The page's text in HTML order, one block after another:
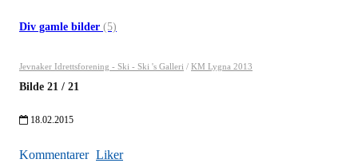
Div gamle bilder (5)
Jevnaker Idrettsforening - Ski - Ski 's Galleri / KM Lygna 2013
Bilde 21 / 21
18.02.2015
Kommentarer Liker